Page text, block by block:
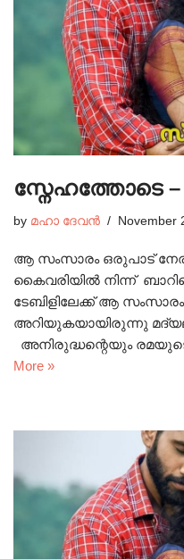
സ്നേഹത്തോടെ –
by മഹാ ദേവൻ November
ആ സംസാരം ഒരുപാട്
കൈവരിയിൽ നിന്ന്
ടേബിളിലേക്ക് ആ
അറിയുകയായിരുന്നു
അനിരുദ്ധന്റെയും
More »